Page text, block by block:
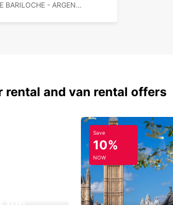
SAN CARLOS DE BARILOCHE - ARGENTINA
rental and van rental offers
Save
10%
NOW